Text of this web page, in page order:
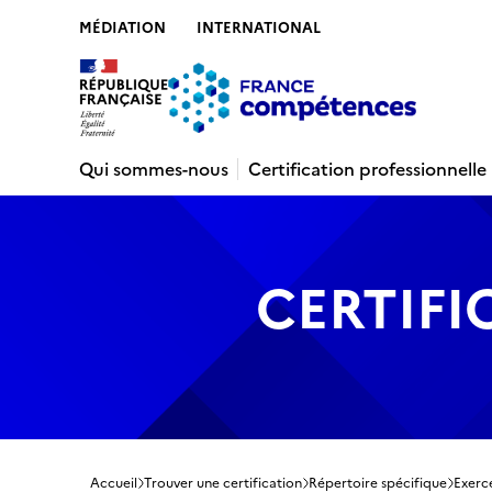
MÉDIATION INTERNATIONAL
Qui sommes-nous
Certification professionnelle
Accueil Trouver une certification Répertoire spécifique